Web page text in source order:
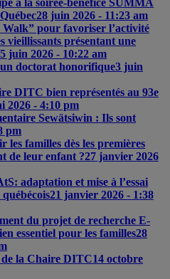
à la soirée-bénéfice SUMMA
28 juin 2026 - 11:23 am
pour favoriser l’activité
vieillissants présentant une
juin 2026 - 10:22 am
doctorat honorifique3 juin
DITC bien représentés au 93e
2026 - 4:10 pm
Sewätsiwin : Ils sont
pm
les familles dès les premières
de leur enfant ?27 janvier 2026
adaptation et mise à l’essai
21 janvier 2026 - 1:38
du projet de recherche E-
essentiel pour les familles28
de la Chaire DITC14 octobre